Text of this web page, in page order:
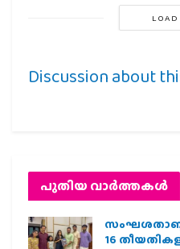
LOAD
Discussion about
പുതിയ വാര്‍ത്തകള്‍
16